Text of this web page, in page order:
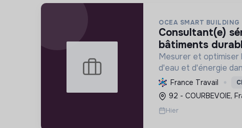
OCEA SMART BUILDING
consultant(e) sénior performance
bâtiments
Mesurer et optimiser
d'eau et d'énergie
accompagner leur
conformité
transition énergétique
France Travail
92 - COURBEVOIE,
Hier